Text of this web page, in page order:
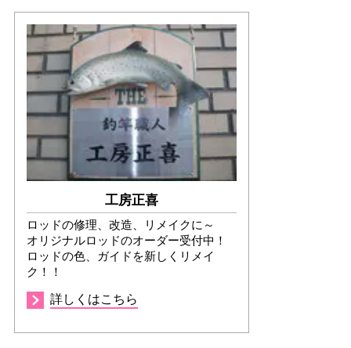
工房正喜
ロッドの修理、改造、リメイクに～
オリジナルロッドのオーダー受付中！
ロッドの色、ガイドを新しくリメイ
ク！！
詳しくはこちら